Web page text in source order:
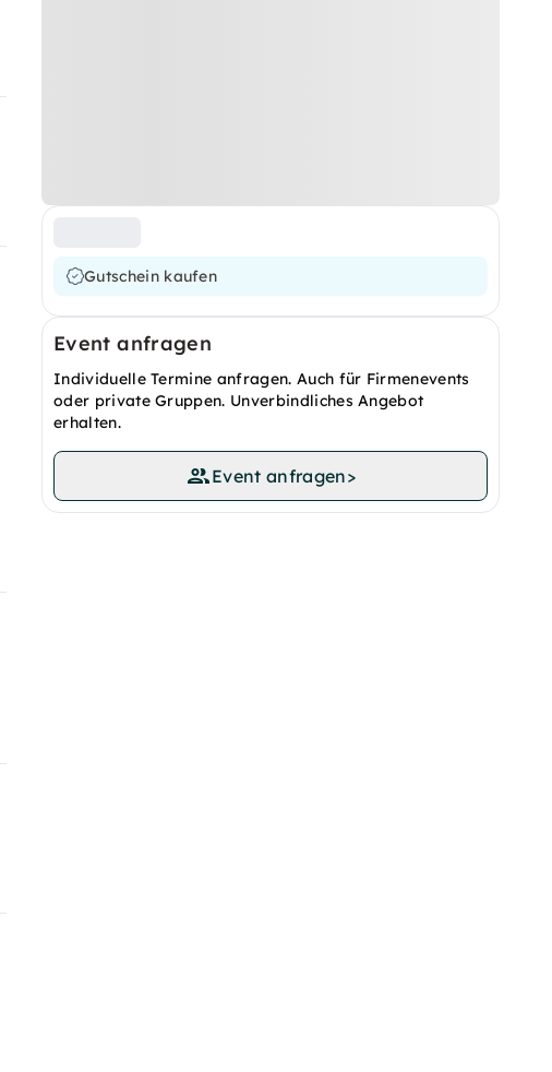
Gutschein kaufen
Event anfragen
Individuelle Termine anfragen. Auch für Firmenevents
oder private Gruppen. Unverbindliches Angebot
erhalten.
Event anfragen>